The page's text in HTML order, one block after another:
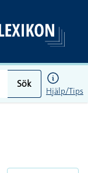
Sök
Hjälp/Tips